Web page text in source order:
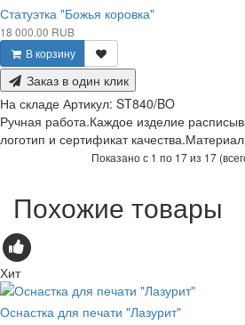
Статуэтка "Божья коровка"
18 000.00 RUB
В корзину
Заказ в один клик
На складе Артикул: ST840/BO
Ручная работа.Каждое изделие
логотип и сертификат
Показано с 1 по 17 из 17
Похожие товары
Хит
Оснастка для печати "Лазурит"